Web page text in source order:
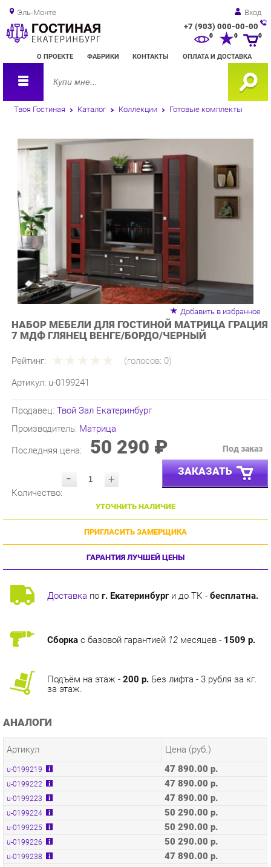
Эль-Монте Вход
+7 (903) 000-00-00
О ПРОЕКТЕ ФАБРИКИ КОНТАКТЫ ОПЛАТА И ДОСТАВКА
0 0
Твоя Гостиная Каталог Коллекции Готовые комплекты
Добавить в избранное
НАБОР МЕБЕЛИ ДЛЯ ГОСТИНОЙ МАТРИЦА ГРАЦИЯ
7 МДФ ГЛЯНЕЦ ВЕНГЕ/БОРДО/ЧЕРНЫЙ
Артикул: u-0199241
Производитель:Матрица
Последняя цена:
50 290 ₽
- ЗАКАЗАТЬ
УТОЧНИТЬ НАЛИЧИЕ
ПРИГЛАСИТЬ ЗАМЕРЩИКА
ГАРАНТИЯ ЛУЧШЕЙ ЦЕНЫ
Доставкапог. Екатеринбурги до ТК -бесплатна.
АНАЛОГИ
Артикул
u-0199219 47 890.00 р.
u-0199222 47 890.00 р.
u-0199223 47 890.00 р.
u-0199224 50 290.00 р.
u-0199225 50 290.00 р.
u-0199226 50 290.00 р.
47 890.00 р.
47 890.00 р.